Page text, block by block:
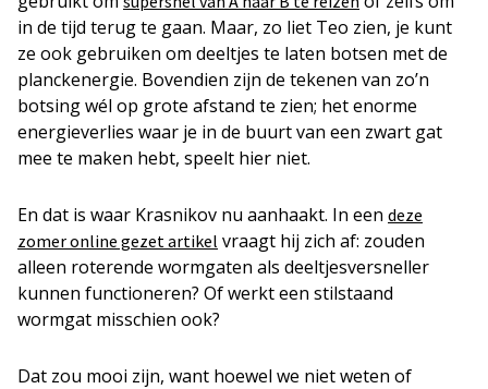
in de tijd terug te gaan. Maar, zo liet Teo zien, je kunt
ze ook gebruiken om deeltjes te laten botsen met de
planckenergie. Bovendien zijn de tekenen van zo’n
botsing wél op grote afstand te zien; het enorme
energieverlies waar je in de buurt van een zwart gat
mee te maken hebt, speelt hier niet.
En dat is waar Krasnikov nu aanhaakt. In een deze
zomer online gezet artikel vraagt hij zich af: zouden
alleen roterende wormgaten als deeltjesversneller
kunnen functioneren? Of werkt een stilstaand
wormgat misschien ook?
Dat zou mooi zijn, want hoewel we niet weten of